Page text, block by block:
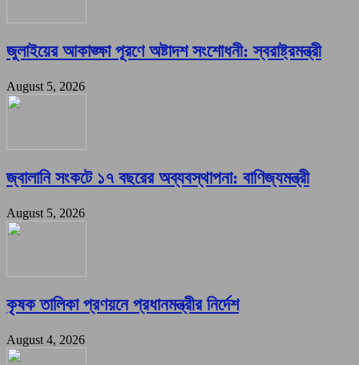
জুলাইয়ের আকাঙ্ক্ষা পূরণে অষ্টাদশ সংশোধনী: স্বরাষ্ট্রমন্ত্রী
August 5, 2026
জ্বালানি সংকটে ১৭ বছরের অব্যবস্থাপনা: বাণিজ্যমন্ত্রী
August 5, 2026
কৃষক তালিকা প্রণয়নে প্রধানমন্ত্রীর নির্দেশ
August 4, 2026